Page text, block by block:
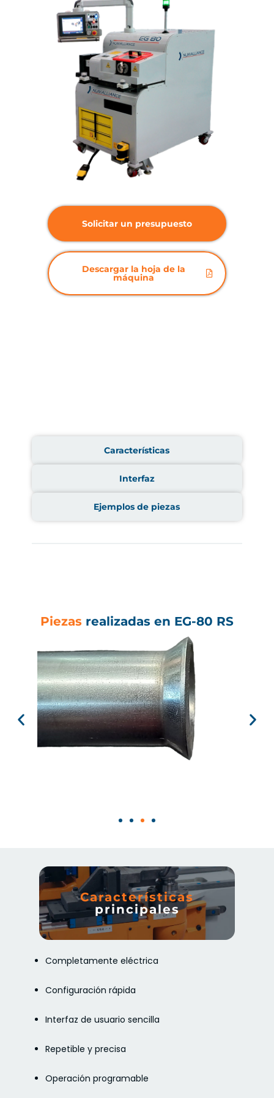
Solicitar un presupuesto
Descargar la hoja de la
máquina
Características
Interfaz
Ejemplos de piezas
Piezas realizadas en EG-80 RS
Características
principales
Completamente eléctrica
Configuración rápida
Interfaz de usuario sencilla
Repetible y precisa
Operación programable